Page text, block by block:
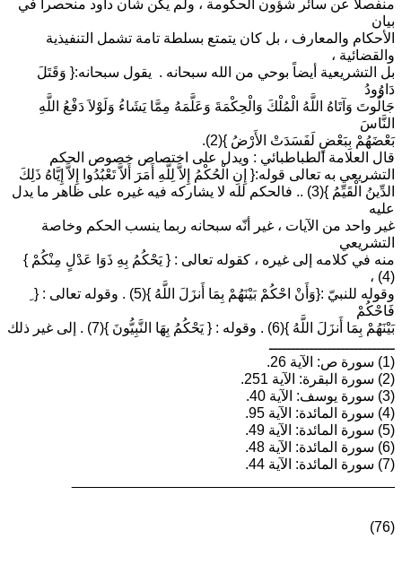
منفصلاً عن سائر شؤون الحكومة ، ولم يكن شأن داود منحصراً في
بيان
الأحكام والمعارف ، بل كان يتمتع بسلطة تامة تشمل التنفيذية
والقضائية ،
بل التشريعية أيضاً بوحي من الله سبحانه . يقول سبحانه:{ وَقَتَلَ
دَاوُودُ
جَالُوتَ وَآتَاهُ اللَّهُ الْمُلْكَ وَالْحِكْمَةَ وَعَلَّمَهُ مِمَّا يَشَاءُ وَلَوْلاَ دَفْعُ اللَّهِ
النَّاسَ
بَعْضَهُمْ بِبَعْضٍ لَفَسَدَتْ الأَرْضُ }(2).
قال العلامة الطباطبائي : ويدل على اختصاص خصوص الحكم
التشريعي به تعالى قوله:{ إِنِ الْحُكْمُ إِلاَّ لِلَّهِ أَمَرَ أَلاَّ تَعْبُدُوا إِلاَّ إِيَّاهُ ذَلِكَ
الدِّينُ الْقَيِّمُ }(3) .. فالحكم لله لا يشاركه فيه غيره على ظاهر ما يدل
عليه
غير واحد من الآيات ، غير أنّه سبحانه ربما ينسب الحكم وخاصة
التشريعي
منه في كلامه إلى غيره ، كقوله تعالى : { يَحْكُمُ بِهِ ذَوَا عَدْلٍ مِنْكُمْ }
(4) ،
وقوله للنبيّ :{وَأَنْ احْكُمْ بَيْنَهُمْ بِمَا أَنزَلَ اللَّهُ }(5) . وقوله تعالى : { ِ
فَاحْكُمْ
بَيْنَهُمْ بِمَا أَنزَلَ اللَّهُ }(6) . وقوله : { يَحْكُمُ بِهَا النَّبِيُّونَ }(7) . إلى غير ذلك
ــــــــــــــــــــــــــــ
(1) سورة ص: الآية 26.
(2) سورة البقرة: الآية 251.
(3) سورة يوسف: الآية 40.
(4) سورة المائدة: الآية 95.
(5) سورة المائدة: الآية 49.
(6) سورة المائدة: الآية 48.
(7) سورة المائدة: الآية 44.
(76)